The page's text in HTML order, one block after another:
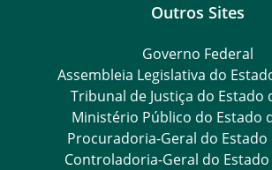
Outros Sites
Governo Federal
Assembleia Legislativa do
Tribunal de Justiça do Estado
Ministério Público do Estado
Procuradoria-Geral do Estado
Controladoria-Geral do Estado